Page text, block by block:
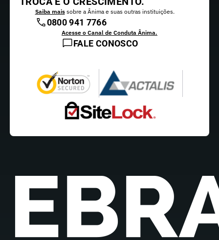
Saiba maissobre a Ânima e suas outras instituições.
0800 941 7766
Acesse o Canal de Conduta Ânima.
FALE CONOSCO